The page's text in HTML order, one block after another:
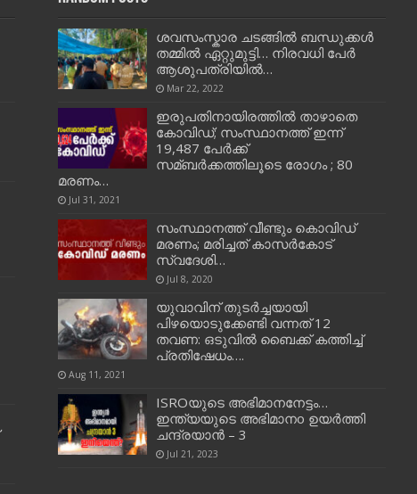
ശവസംസ്കാര ചടങ്ങിൽ ബന്ധുക്കൾ
തമ്മിൽ ഏറ്റുമുട്ടി… നിരവധി പേർ
ആശുപത്രിയിൽ…
Mar 22, 2022
ഇരുപതിനായിരത്തിൽ താഴാതെ
കോവിഡ്; സംസ്ഥാനത്ത് ഇന്ന്
19,487 പേര്‍ക്ക്
സമ്ബര്‍ക്കത്തിലൂടെ രോഗം ; 80
മരണം…
Jul 31, 2021
സംസ്ഥാനത്ത് വീണ്ടും കൊവിഡ്
മരണം; മരിച്ചത് കാസർകോട്
സ്വദേശി…
Jul 8, 2020
യുവാവിന് തുടര്‍ച്ചയായി
പിഴയൊടുക്കേണ്ടി വന്നത് 12
തവണ: ഒടുവില്‍ ബൈക്ക് കത്തിച്ച്‌
പ്രതിഷേധം….
Aug 11, 2021
ISROയുടെ അഭിമാനനേട്ടം…
ഇന്ത്യയുടെ അഭിമാനo ഉയർത്തി
ചന്ദ്രയാൻ – 3
Jul 21, 2023